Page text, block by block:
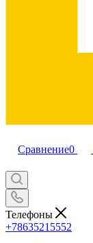
Сравнение0
Телефоны
+78635215552